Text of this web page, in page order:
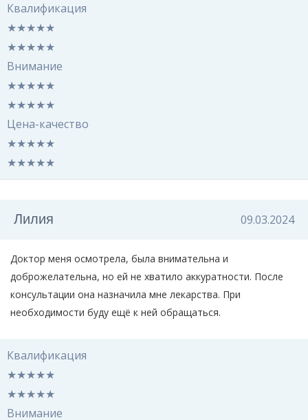
Квалификация
★★★★★
★★★★★
Внимание
★★★★★
★★★★★
Цена-качество
★★★★★
★★★★★
Лилия 09.03.2024
Доктор меня осмотрела, была внимательна и
доброжелательна, но ей не хватило аккуратности. После
консультации она назначила мне лекарства. При
необходимости буду ещё к ней обращаться.
Квалификация
★★★★★
★★★★★
Внимание